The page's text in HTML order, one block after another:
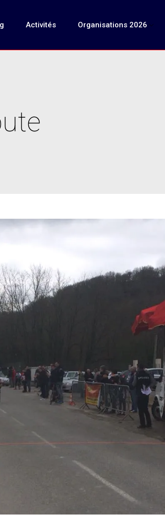
Activités Organisations 2026